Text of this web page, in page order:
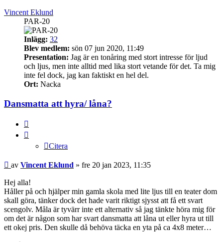
Vincent Eklund
PAR-20
Inlägg: 32
Blev medlem: sön 07 jun 2020, 11:49
Presentation: Jag är en tonåring med stort intresse för ljud
och ljus, men inte alltid med lika stort vetande för det. Ta mig
inte fel dock, jag kan faktiskt en hel del.
Ort: Nacka
Dansmatta att hyra/ låna?
Citera
Inlägg
av Vincent Eklund » fre 20 jan 2023, 11:35
Hej alla!
Håller på och hjälper min gamla skola med lite ljus till en teater dom
skall göra, tänker dock det hade varit riktigt sjysst att få ett svart
scengolv. Måla är tyvärr inte ett alternativ så jag tänkte höra mig för
om det är någon som har svart dansmatta att låna ut eller hyra ut till
ett okej pris. Den skulle då behöva täcka en yta på ca 4x8 meter…